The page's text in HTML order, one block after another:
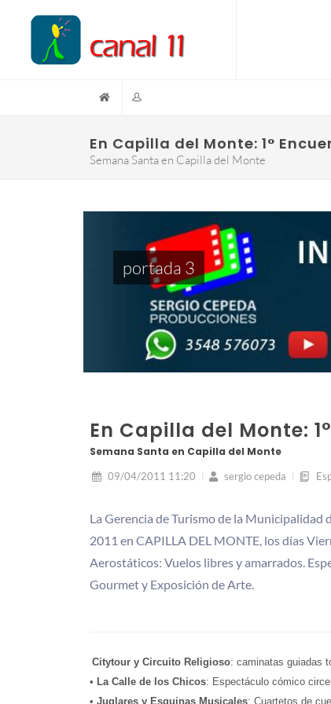
En Capilla del Monte: 1°
Semana Santa en Capilla del Monte
portada 3
En Capilla del Monte:
Semana Santa en Capilla del Monte
09/04/2011 11:20 sergio cepeda
La Gerencia de Turismo de la
2011 en CAPILLA DEL MONTE, los días
Aerostáticos: Vuelos libres y amarrados.
Gourmet y Exposición de Arte.
Citytour y Circuito Religioso: caminatas guiadas
• La Calle de los Chicos: Espectáculo cómico
• Juglares y Esquinas Musicales: Cuartetos de